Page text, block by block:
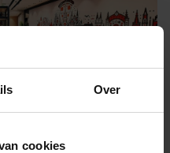
Over
cookies